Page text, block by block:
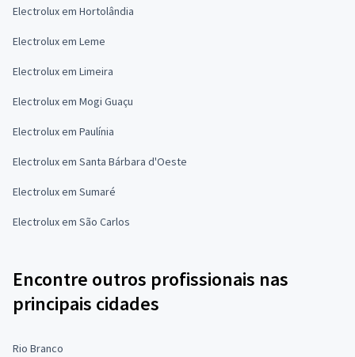
Electrolux em Hortolândia
Electrolux em Leme
Electrolux em Limeira
Electrolux em Mogi Guaçu
Electrolux em Paulínia
Electrolux em Santa Bárbara d'Oeste
Electrolux em Sumaré
Electrolux em São Carlos
Encontre outros profissionais nas
principais cidades
Rio Branco